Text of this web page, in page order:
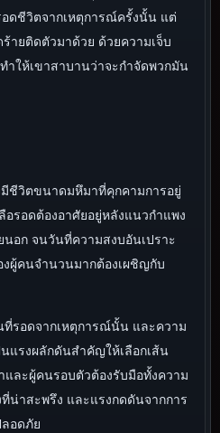
อดชีวิตจากเหตุการณ์ครั้งนั้น แต่
ายติดตัวมาด้วย ด้วยความเจ็บ
ำให้เขาสาบานว่าจะกำจัดพวกมัน
ชีวิตขนาดมหึมาที่คุกคามการอยู่
รอดต้องอาศัยอยู่หลังแนวกำแพง
อก จนวันที่ความสงบอันเปราะ
ผู้คนจำนวนมากต้องเผชิญกับ
ที่รอดจากเหตุการณ์นั้น และความ
แรงผลักดันสำคัญให้เลือกเส้น
และผู้คนรอบตัวต้องรับมือทั้งความ
น่าสะพรึง และแรงกดดันจากการ
อดภัย